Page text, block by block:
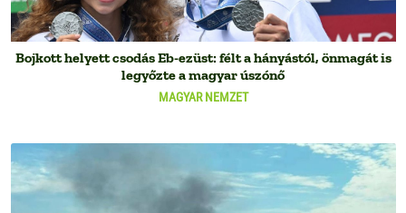
MAGYAR NEMZET
Bojkott helyett csodás Eb-ezüst: félt a hányástól, önmagát is
legyőzte a magyar úszónő